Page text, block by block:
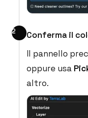
Conferma il
Il pannello
oppure usa
altro.